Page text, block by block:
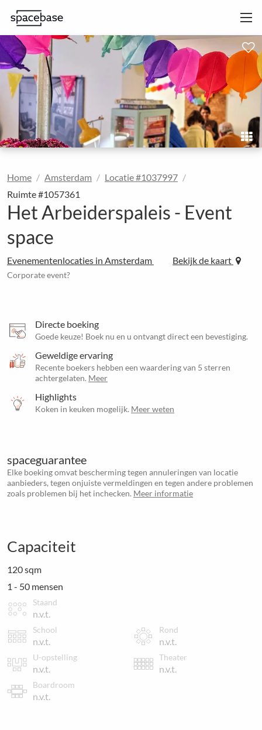
Home Amsterdam
Locatie #1037997
Ruimte #1057361
Het Arbeiderspaleis - Event
space
Evenementenlocaties in Amsterdam Bekijk de kaart
Corporate event?
Directe boeking
Goede keuze! Boek nu en u ontvangt direct een bevestiging.
Geweldige ervaring
Recente boekers hebben een waardering van 5 sterren
achtergelaten. Meer
Highlights
Koken in keuken mogelijk. Meer weten
spaceguarantee
Elke boeking omvat bescherming tegen annuleringen van locatie
aanbieders, tegen onjuiste vermeldingen en tegen andere problemen
zoals problemen bij het inchecken. Meer informatie
Capaciteit
120 sqm
1 - 50 mensen
Staand
n.v.t.
School
n.v.t.
Rond
n.v.t.
U-opstelling
n.v.t.
Theater
n.v.t.
Boardroom
n.v.t.